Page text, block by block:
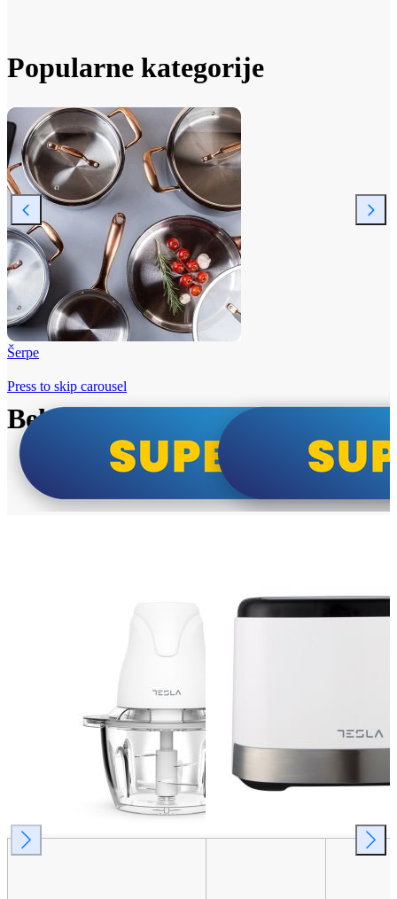
Popularne kategorije
Šerpe
Beko i Tesla super cene
Press to skip carousel